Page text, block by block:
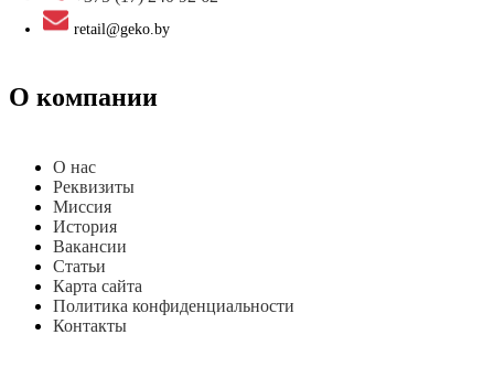
retail@geko.by
О компании
О нас
Реквизиты
Миссия
История
Вакансии
Статьи
Карта сайта
Политика конфиденциальности
Контакты